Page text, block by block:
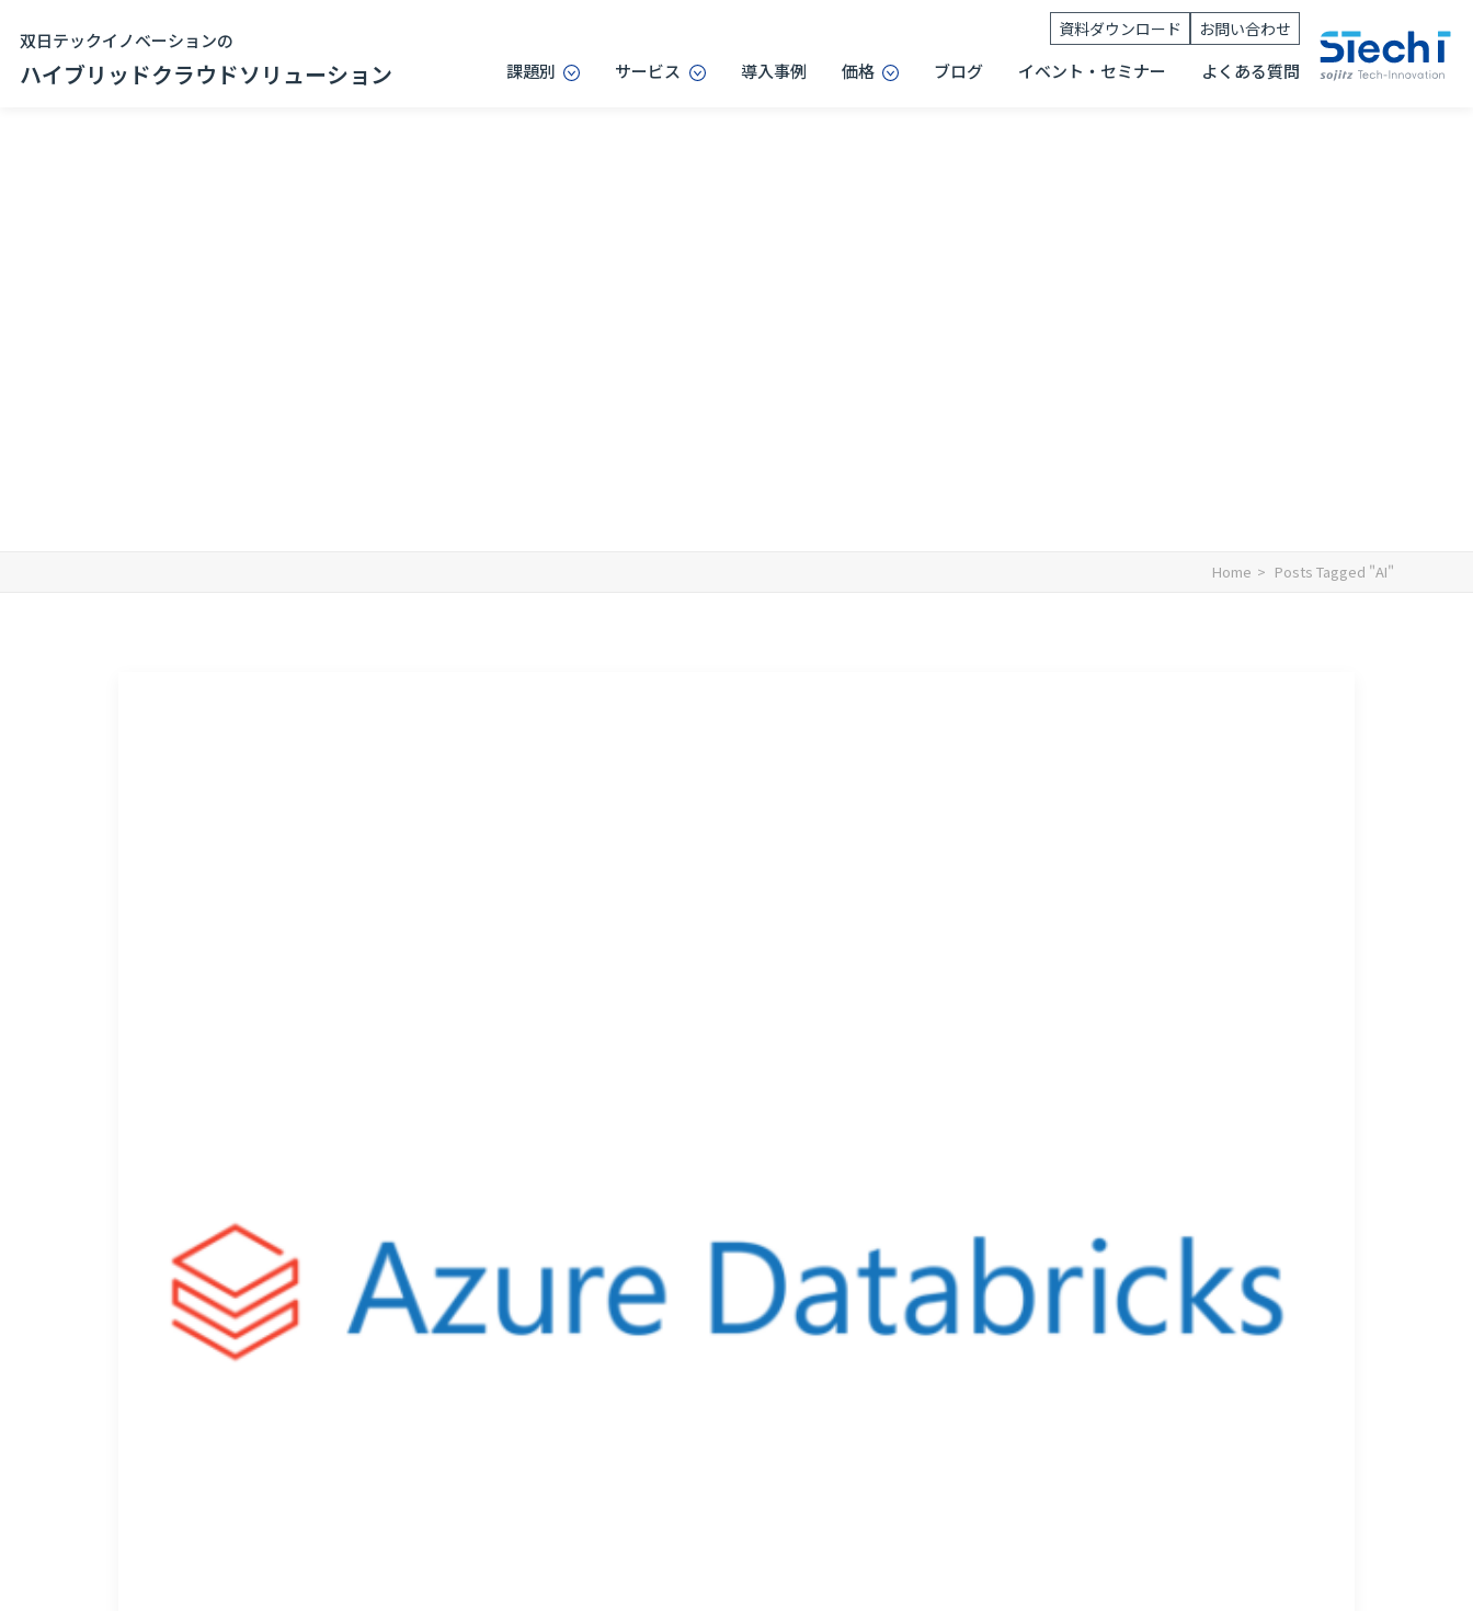
双日テックイノベーションの
ハイブリッドクラウドソリューション
資料ダウンロード お問い合わせ
課題別 サービス 導入事例 価格 ブログ イベント・セミナー よくある質問
Home Posts Tagged "AI"